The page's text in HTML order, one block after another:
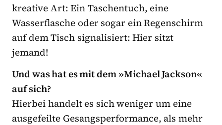
kreative Art: Ein Taschentuch, eine
Wasserflasche oder sogar ein Regenschirm
auf dem Tisch signalisiert: Hier sitzt
jemand!
Und was hat es mit dem »Michael Jackson«
auf sich?
Hierbei handelt es sich weniger um eine
ausgefeilte Gesangsperformance, als mehr